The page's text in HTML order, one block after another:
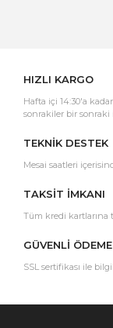
HIZLI KARGO
Hafta içi 14:30'a
sonrakiler bir sonraki
TEKNİK DESTEK
Mesai saatleri
TAKSİT İMKANI
Tüm kredi kartlarına
GÜVENLİ ÖDEME
SSL sertifikası ile